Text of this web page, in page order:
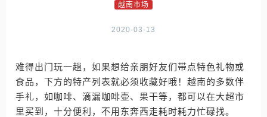
越南市场
2020-03-13
难得出门玩一趟，如果想给亲朋好友们带点特色礼物或
食品，下方的特产列表就必须收藏好哦！越南的多数伴
手礼，如咖啡、滴漏咖啡壶、果干等，都可以在大超市
里买到，十分便利，不用东奔西走耗时耗力忙碌找。